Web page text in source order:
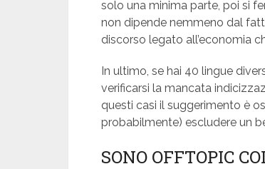
solo una minima parte, poi si
non dipende nemmeno dal
discorso legato all’economia
In ultimo, se hai 40 lingue
verificarsi la mancata
questi casi il suggerimento è
probabilmente) escludere un
SONO OFFTOPIC